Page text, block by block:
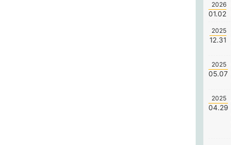
2026
01.02
2025
12.31
2025
05.07
2025
04.29